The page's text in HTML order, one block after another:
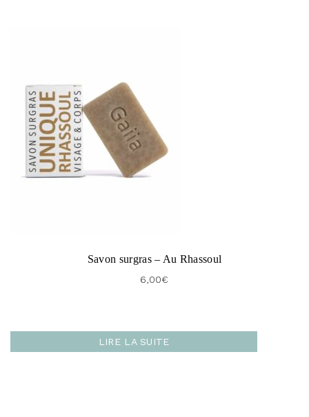
Savon surgras – Au Rhassoul
6,00€
LIRE LA SUITE